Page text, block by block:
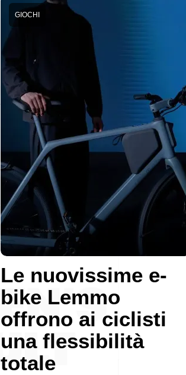
Le nuovissime e-
bike Lemmo
offrono ai ciclisti
una flessibilità
totale
GIOCHI